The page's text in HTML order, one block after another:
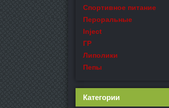
Спортивное питание
Пероральные
Inject
ГР
Липолики
Пепы
Категории